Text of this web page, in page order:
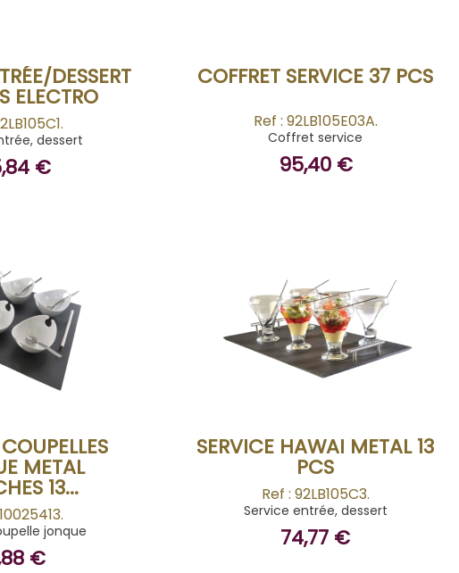
DESSERT
ELECTRO
dessert
€
COFFRET SERVICE 37 PCS
Ref : 92LB105E03A.
Coffret service
95,40 €
METAL
13...
jonque
€
BUY
SERVICE HAWAI METAL 13
PCS
Ref : 92LB105C3.
Service entrée, dessert
74,77 €